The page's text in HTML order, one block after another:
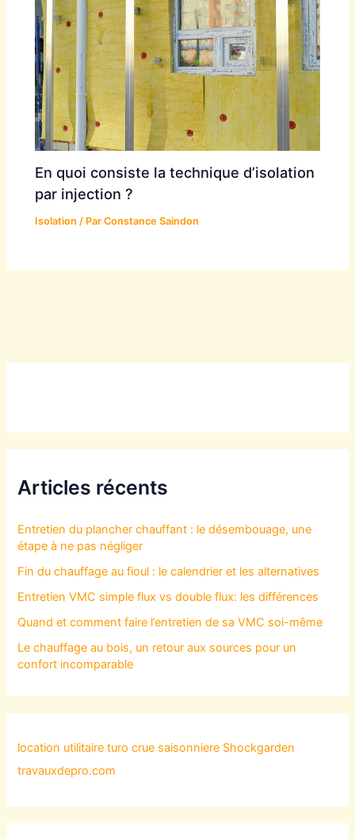
En quoi consiste la technique d’isolation
par injection ?
Isolation / ParConstance Saindon
Articles récents
Entretien du plancher chauffant : le désembouage, une
étape à ne pas négliger
Fin du chauffage au fioul : le calendrier et les alternatives
Entretien VMC simple flux vs double flux: les différences
Quand et comment faire l’entretien de sa VMC soi-même
Le chauffage au bois, un retour aux sources pour un
confort incomparable
location utilitaire turo crue saisonniere Shockgarden
travauxdepro.com